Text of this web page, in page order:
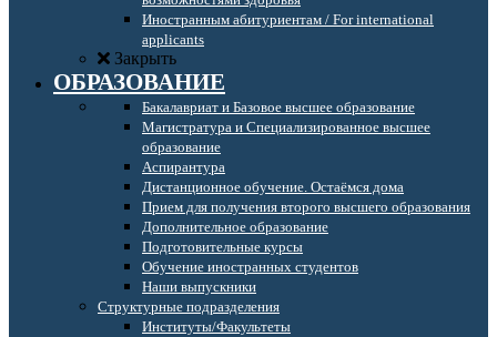
Иностранным абитуриентам / For international
applicants
Закрыть
ОБРАЗОВАНИЕ
Бакалавриат и Базовое высшее образование
Магистратура и Специализированное высшее
образование
Аспирантура
Дистанционное обучение. Остаёмся дома
Прием для получения второго высшего образования
Дополнительное образование
Подготовительные курсы
Обучение иностранных студентов
Наши выпускники
Структурные подразделения
Институты/Факультеты